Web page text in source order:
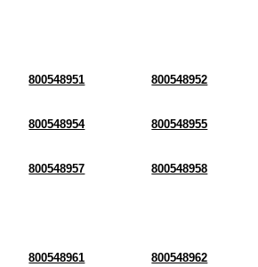
800548951 800548952
800548954 800548955
800548957 800548958
800548961 800548962